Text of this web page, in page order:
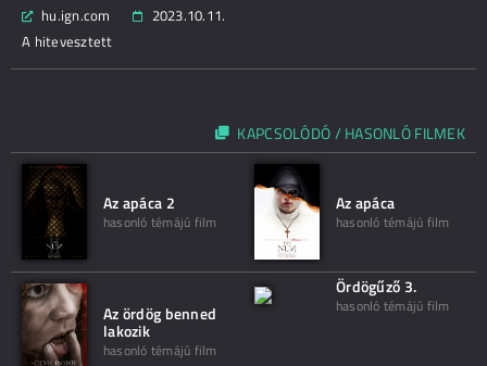
hu.ign.com
2023.10.11.
A hitevesztett
KAPCSOLÓDÓ / HASONLÓ FILMEK
Az apáca 2
hasonló témájú film
Az apáca
hasonló témájú film
Az ördög benned
lakozik
hasonló témájú film
Ördögűző 3.
hasonló témájú film